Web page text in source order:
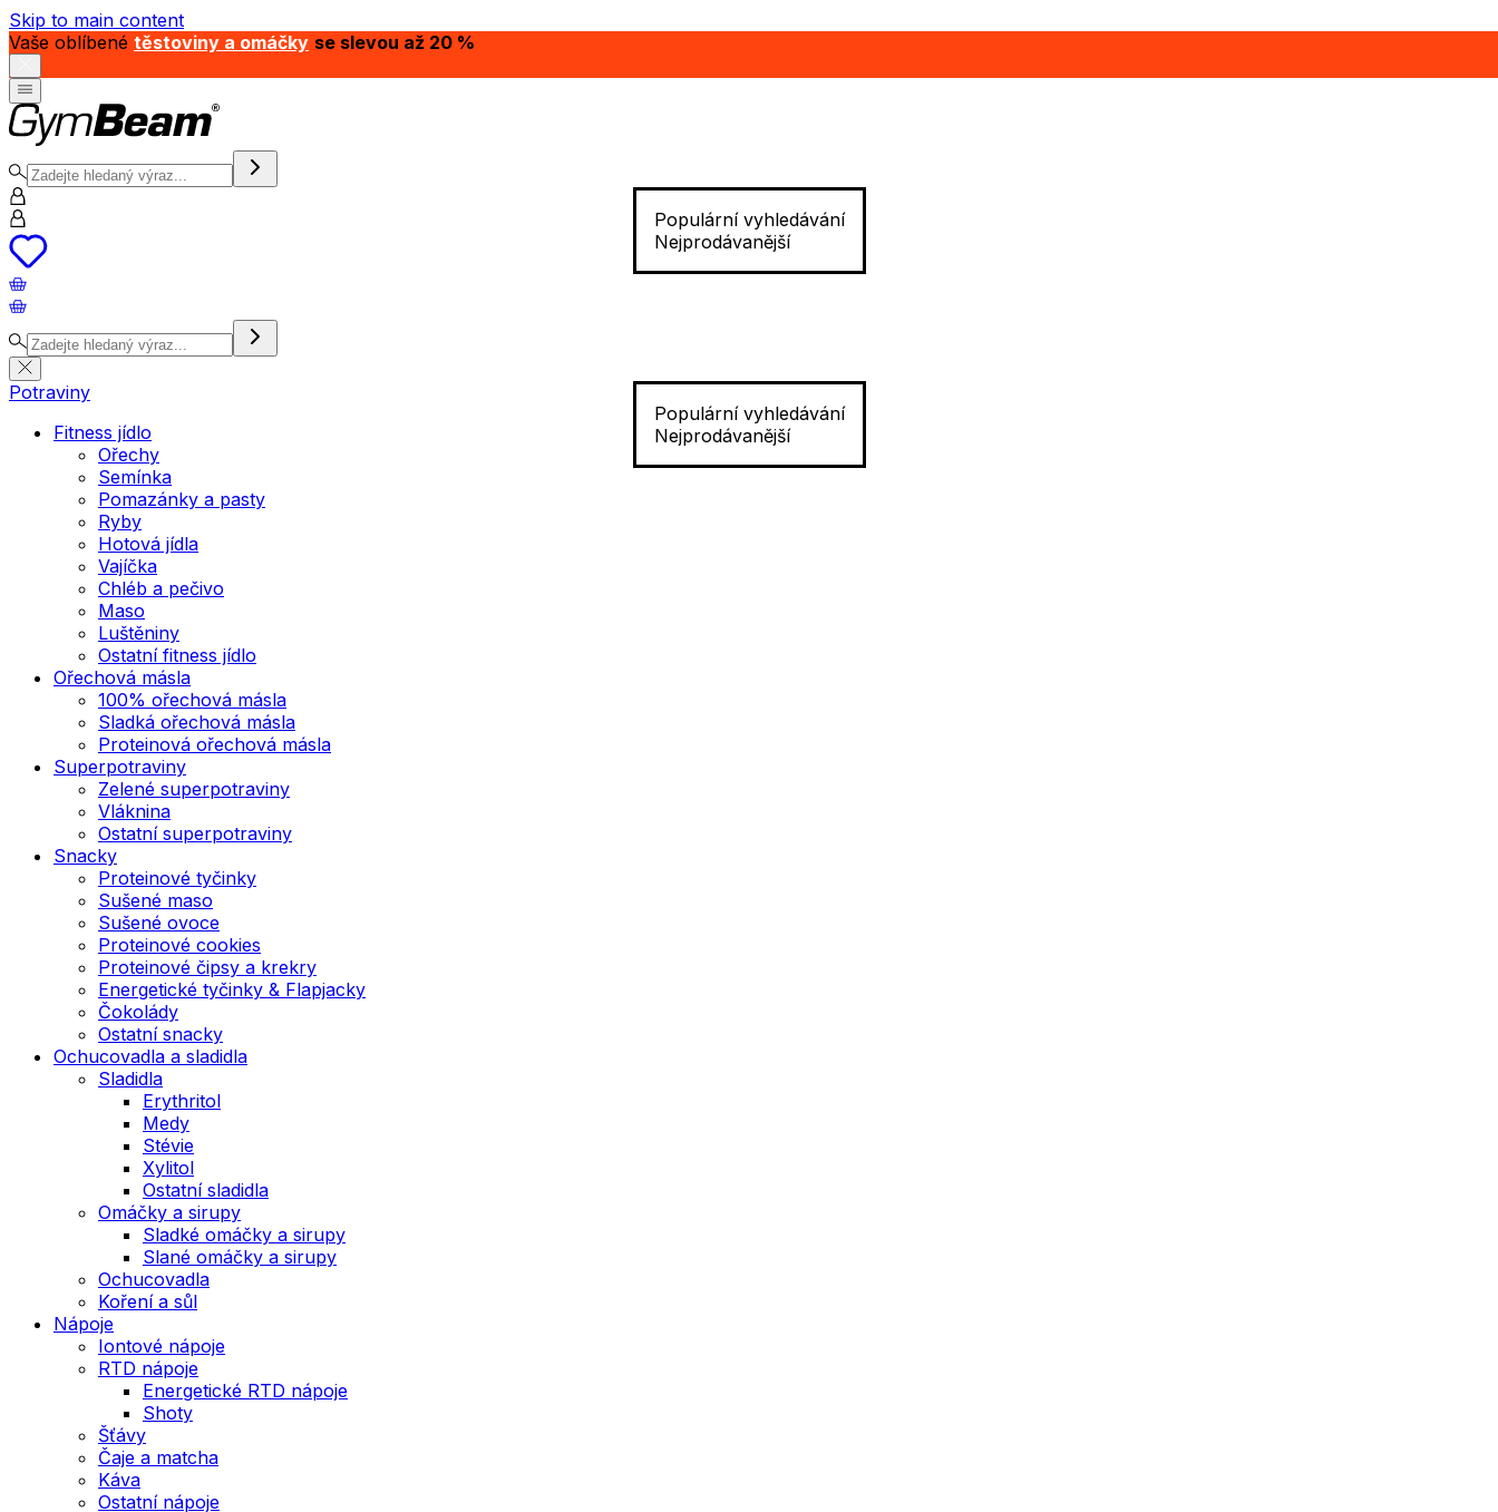
Skip to main content
Vaše oblíbené těstoviny a omáčky se slevou až 20 %
Populární vyhledávání
Nejprodávanější
Populární vyhledávání
Nejprodávanější
Potraviny
Fitness jídlo
Ořechy
Semínka
Pomazánky a pasty
Ryby
Hotová jídla
Vajíčka
Chléb a pečivo
Maso
Luštěniny
Ostatní fitness jídlo
Ořechová másla
100% ořechová másla
Sladká ořechová másla
Proteinová ořechová másla
Superpotraviny
Zelené superpotraviny
Vláknina
Ostatní superpotraviny
Snacky
Proteinové tyčinky
Sušené maso
Sušené ovoce
Proteinové cookies
Proteinové čipsy a krekry
Energetické tyčinky & Flapjacky
Čokolády
Ostatní snacky
Ochucovadla a sladidla
Sladidla
Erythritol
Medy
Stévie
Xylitol
Ostatní sladidla
Omáčky a sirupy
Sladké omáčky a sirupy
Slané omáčky a sirupy
Ochucovadla
Koření a sůl
Nápoje
Iontové nápoje
RTD nápoje
Energetické RTD nápoje
Shoty
Šťávy
Čaje a matcha
Káva
Ostatní nápoje